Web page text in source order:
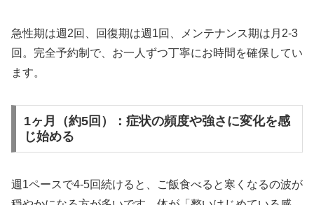
急性期は週2回、回復期は週1回、メンテナンス期は月2-3
回。完全予約制で、お一人ずつ丁寧にお時間を確保してい
ます。
1ヶ月（約5回）：症状の頻度や強さに変化を感
じ始める
週1ペースで4-5回続けると、ご飯食べると寒くなるの波が